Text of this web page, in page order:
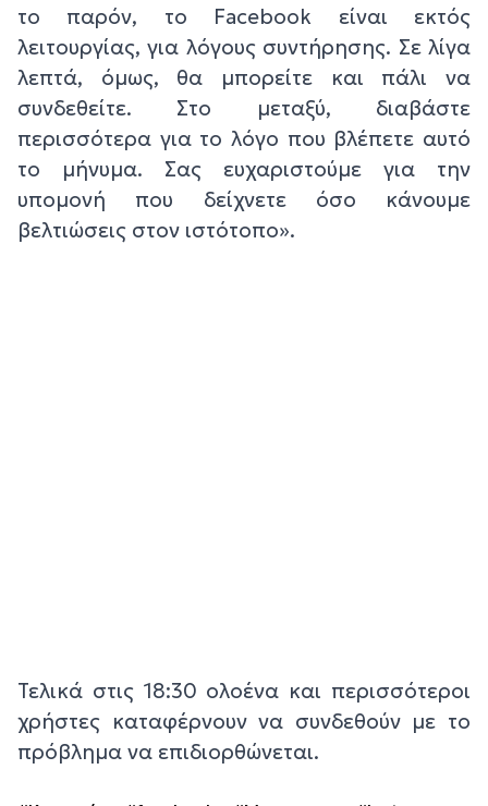
το παρόν, το Facebook είναι εκτός
λειτουργίας, για λόγους συντήρησης. Σε λίγα
λεπτά, όμως, θα μπορείτε και πάλι να
συνδεθείτε. Στο μεταξύ, διαβάστε
περισσότερα για το λόγο που βλέπετε αυτό
το μήνυμα. Σας ευχαριστούμε για την
υπομονή που δείχνετε όσο κάνουμε
βελτιώσεις στον ιστότοπο».
Τελικά στις 18:30 ολοένα και περισσότεροι
χρήστες καταφέρνουν να συνδεθούν με το
πρόβλημα να επιδιορθώνεται.